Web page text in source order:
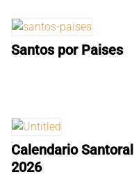
Santos por Paises
Calendario Santoral
2026